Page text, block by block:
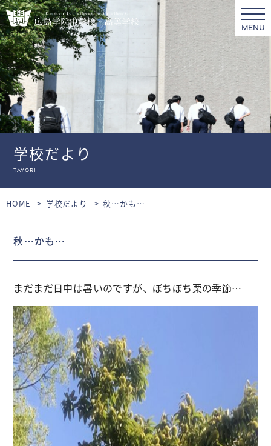
MENU
学校だより
tayori
HOME 学校だより 秋…かも…
秋…かも…
まだまだ日中は暑いのですが、ぼちぼち栗の季節…